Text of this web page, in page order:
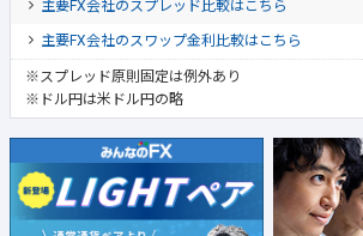
主要FX会社のスプレッド比較はこちら
主要FX会社のスワップ金利比較はこちら
※スプレッド原則固定は例外あり
※ドル円は米ドル円の略